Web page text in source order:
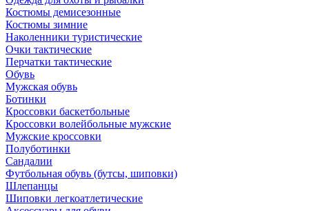
Костюмы демисезонные
Костюмы зимние
Наколенники туристические
Очки тактические
Перчатки тактические
Обувь
Мужская обувь
Ботинки
Кроссовки баскетбольные
Кроссовки волейбольные мужские
Мужские кроссовки
Полуботинки
Сандалии
Футбольная обувь (бутсы, шиповки)
Шлепанцы
Шиповки легкоатлетические